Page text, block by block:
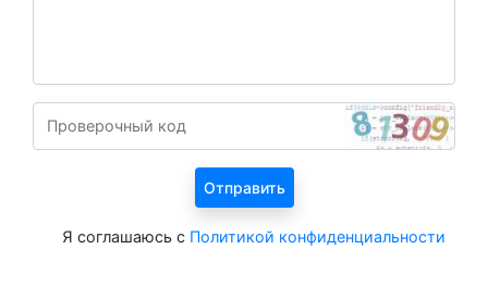
Я соглашаюсь с Политикой конфиденциальности